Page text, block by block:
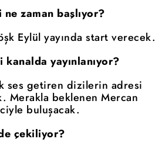
zaman başlıyor?
Eylül yayında start verecek.
yayınlanıyor?
ses getiren dizilerin adresi
Merakla beklenen Mercan
buluşacak.
çekiliyor?